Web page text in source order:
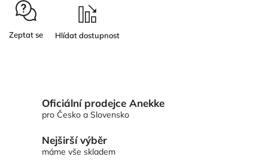
Zeptat se
Oficiální prodejce Anekke
pro Česko a Slovensko
Nejširší výběr
máme vše skladem